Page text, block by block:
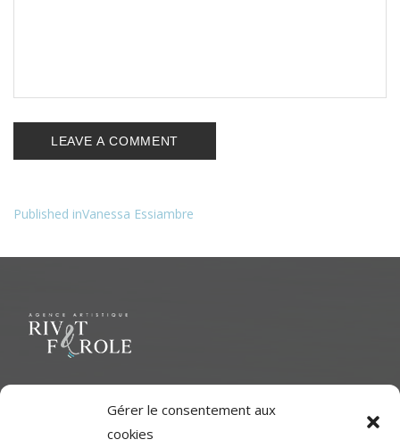
Gérer le consentement aux
cookies
Navigation
l’article
Published inVanessa Essiambre
pour contribuer à une richesse dans le milieu cinématographique
et d'aider les artistes à développer leur plein potentiel.